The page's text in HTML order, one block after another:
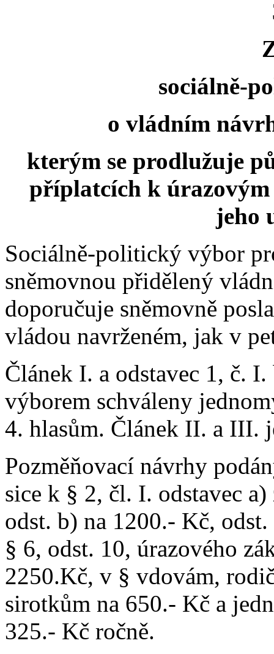
sociálně-
o vládním
kterým se prodlužuje
příplatcích k úrazovým
jeho
Sociálně-politický výbor
sněmovnou přidělený
doporučuje sněmovně
vládou navrženém, jak v
Článek I. a odstavec 1, č.
výborem schváleny
4. hlasům. Článek II. a III.
Pozměňovací návrhy
sice k § 2, čl. I. odstavec
odst. b) na 1200.- Kč,
§ 6, odst. 10, úrazového
2250.Kč, v § vdovám,
sirotkům na 650.- Kč a
325.- Kč ročně.